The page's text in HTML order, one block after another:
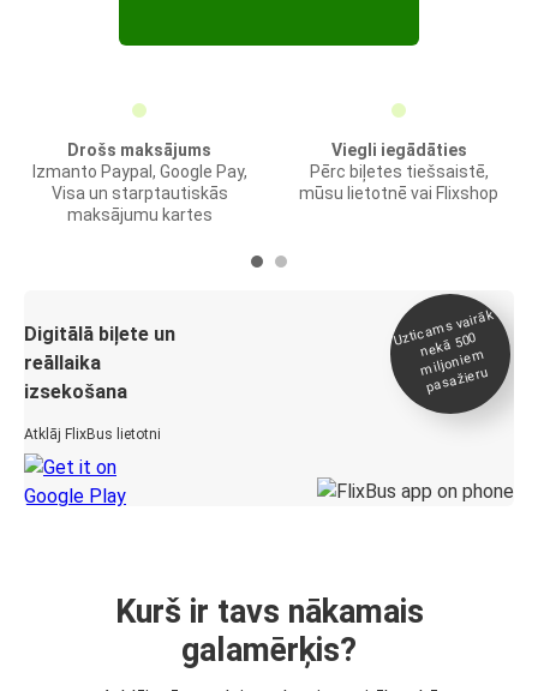
Drošs maksājums
Izmanto Paypal, Google Pay,
Visa un starptautiskās
maksājumu kartes
Viegli iegādāties
Pērc biļetes tiešsaistē,
mūsu lietotnē vai Flixshop
Digitālā biļete un
reāllaika
izsekošana
Atklāj FlixBus lietotni
Uztica
ms vairāk
nekā 500
miljonie
m
pasažieru
Kurš ir tavs nākamais
galamērķis?